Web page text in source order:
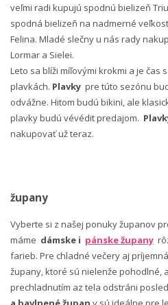
veľmi radi kupujú spodnú bielizeň
spodná bielizeň na nadmerné
Felina. Mladé slečny u nás rady
Lormar a Sielei.
Leto sa blíži míľovými krokmi a je čas
plavkách. Plavky pre túto sezónu
odvážne. Hitom budú bikini, ale
plavky budú vévédit predajom.
nakupovať už teraz.
župany
Vyberte si z našej ponuky županov
máme dámske i pánske župany
farieb. Pre chladné večery aj
župany, ktoré sú nielenže pohodlné,
prechladnutím az tela odstráni